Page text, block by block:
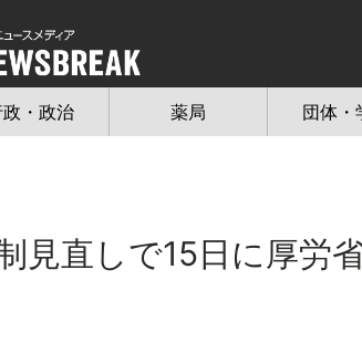
・政治 薬局 団体・
見直しで15日に厚